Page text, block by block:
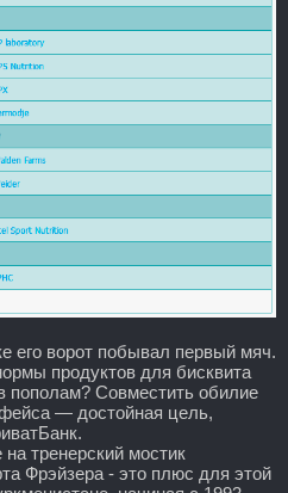
его ворот побывал первый мяч.
продуктов для бисквита
пополам? Совместить обилие
— достойная цель,
тренерский мостик
Фрэйзера - это плюс для этой